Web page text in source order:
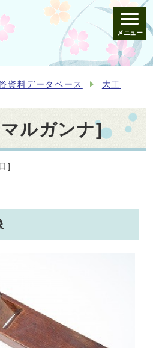
メニュー
資料データベース 大工
ルガンナ]
]